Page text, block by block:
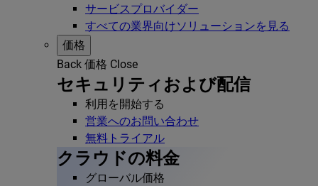
サービスプロバイダー
すべての業界向けソリューションを見る
価格
Back 価格 Close
セキュリティおよび配信
利用を開始する
営業へのお問い合わせ
無料トライアル
クラウドの料金
グローバル価格